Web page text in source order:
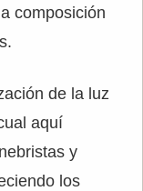
composición
de la luz
aquí
y
los